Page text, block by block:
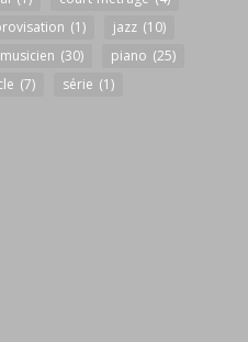
(1) jazz (10)
musicien (30) piano (25)
(7) série (1)